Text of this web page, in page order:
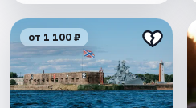
от 1 100 ₽